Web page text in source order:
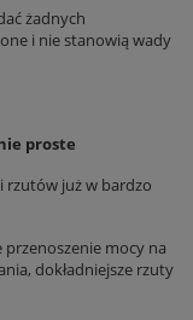
żadnych
i nie stanowią wady
proste
rzutów już w bardzo
mocy na
dokładniejsze rzuty